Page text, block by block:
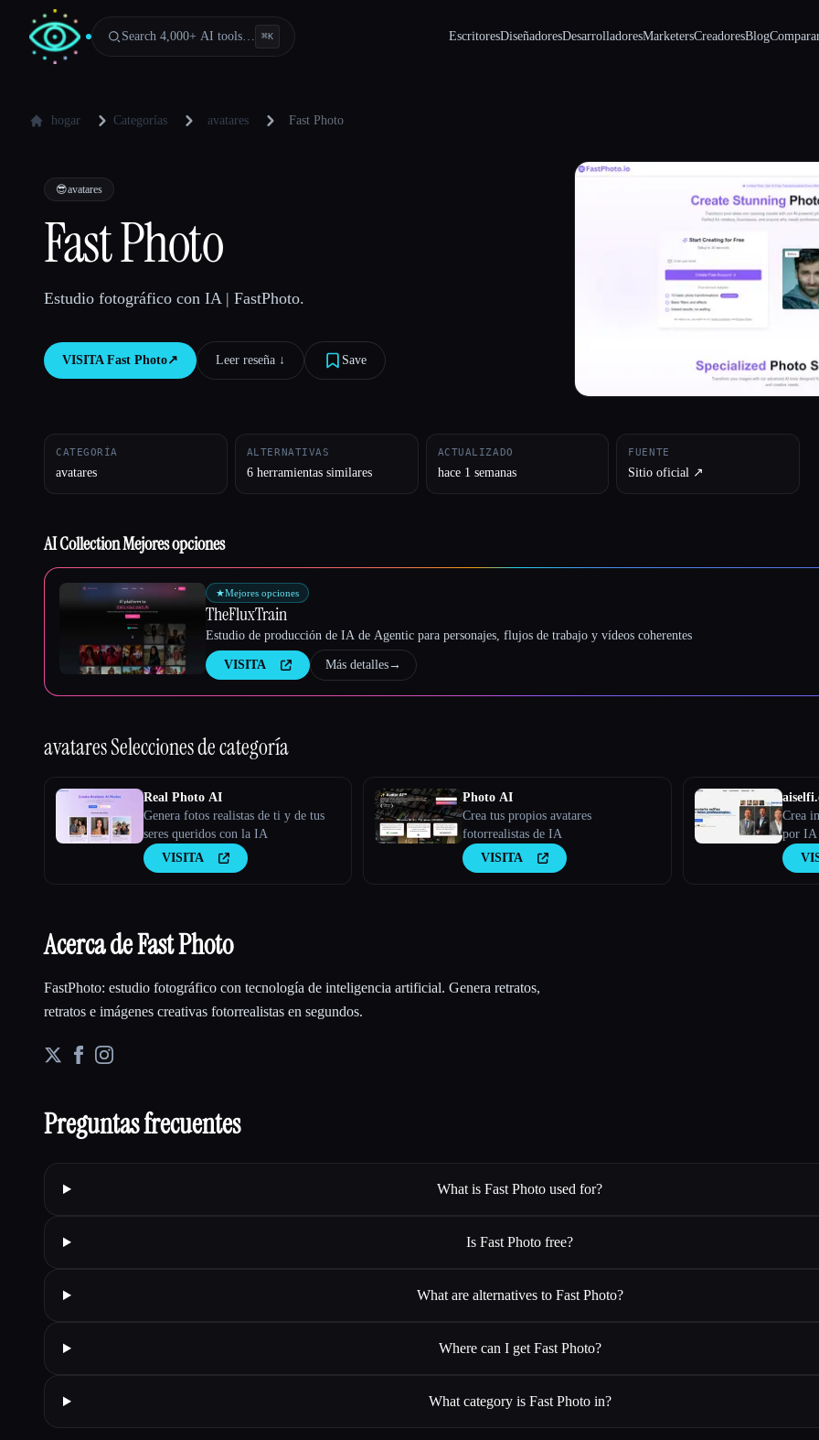
Search 4,000+ AI tools… ⌘K EscritoresDiseñadoresDesarrolladoresMarketersCreadoresBlog
hogar Categorías avatares Fast Photo
😎avatares
Fast Photo
Estudio fotográfico con IA | FastPhoto.
VISITA Fast Photo↗︎ Leer reseña ↓︎ Save
CATEGORÍA
avatares
ALTERNATIVAS
6 herramientas similares
ACTUALIZADO
hace 1 semanas
FUENTE
Sitio oficial ↗︎
AI Collection Mejores opciones
★Mejores opciones
TheFluxTrain
Estudio de producción de IA de Agentic para personajes, flujos de trabajo y vídeos coherentes
VISITA Más detalles→
avataresSelecciones de categoría
Real Photo AI
Genera fotos realistas de ti y de tus
seres queridos con la IA
VISITA
Photo AI
Crea tus propios avatares
fotorrealistas de IA
VISITA
Crea
por IA
Usa
Acerca de Fast Photo
FastPhoto: estudio fotográfico con tecnología de inteligencia artificial. Genera retratos,
retratos e imágenes creativas fotorrealistas en segundos.
Preguntas frecuentes
What is Fast Photo used for?
Is Fast Photo free?
What are alternatives to Fast Photo?
Where can I get Fast Photo?
What category is Fast Photo in?